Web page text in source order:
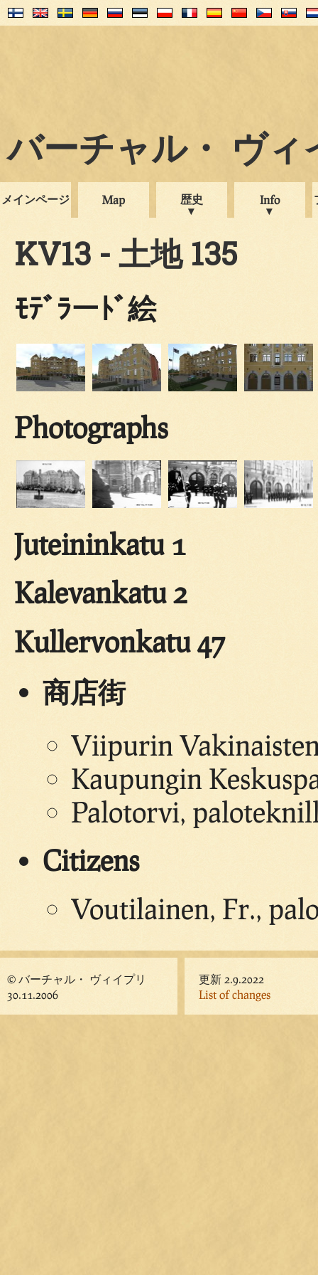
バーチャル・ ヴィ
メインページ Map 歴史 Info
KV13 - 土地 135
ﾓﾃﾞﾗーﾄﾞ絵
Photographs
Juteininkatu 1
Kalevankatu 2
Kullervonkatu 47
商店街
Viipurin Vakinaisten
Kaupungin
Palotorvi,
Citizens
Voutilainen, Fr.,
© バーチャル・ ヴィイプリ
30.11.2006
更新 2.9.2022
List of changes